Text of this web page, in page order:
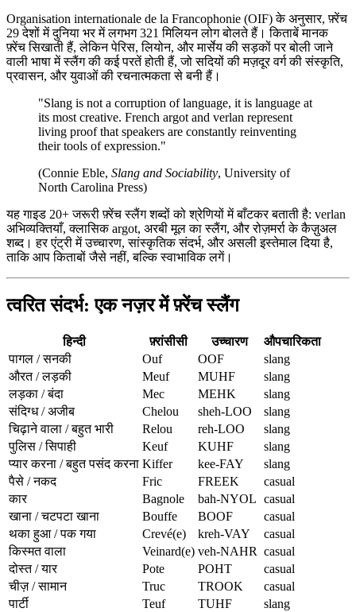
Organisation internationale de la Francophonie (OIF) के अनुसार, फ़्रेंच
29 देशों में दुनिया भर में लगभग 321 मिलियन लोग बोलते हैं। किताबें मानक
फ़्रेंच सिखाती हैं, लेकिन पेरिस, लियोन, और मार्सेय की सड़कों पर बोली जाने
वाली भाषा में स्लैंग की कई परतें होती हैं, जो सदियों की मज़दूर वर्ग की संस्कृति,
प्रवासन, और युवाओं की रचनात्मकता से बनी हैं।
"Slang is not a corruption of language, it is language at
its most creative. French argot and verlan represent
living proof that speakers are constantly reinventing
their tools of expression."
(Connie Eble, Slang and Sociability, University of
North Carolina Press)
यह गाइड 20+ जरूरी फ़्रेंच स्लैंग शब्दों को श्रेणियों में बाँटकर बताती है: verlan
अभिव्यक्तियाँ, क्लासिक argot, अरबी मूल का स्लैंग, और रोज़मर्रा के कैज़ुअल
शब्द। हर एंट्री में उच्चारण, सांस्कृतिक संदर्भ, और असली इस्तेमाल दिया है,
ताकि आप किताबों जैसे नहीं, बल्कि स्वाभाविक लगें।
त्वरित संदर्भ: एक नज़र में फ़्रेंच स्लैंग
हिन्दी फ़्रांसीसी उच्चारण
औपचारिकता
पागल / सनकी
Ouf OOF
slang
औरत / लड़की
Meuf MUHF
slang
लड़का / बंदा
Mec MEHK
slang
संदिग्ध / अजीब
Chelou sheh-LOO
slang
चिढ़ाने वाला / बहुत भारी
Relou reh-LOO
slang
पुलिस / सिपाही
Keuf KUHF
slang
प्यार करना / बहुत पसंद करना Kiffer kee-FAY
slang
पैसे / नकद
Fric FREEK
casual
कार
Bagnole bah-NYOL casual
खाना / चटपटा खाना
Bouffe BOOF
casual
थका हुआ / पक गया
Crevé(e) kreh-VAY
casual
किस्मत वाला
Veinard(e) veh-NAHR casual
दोस्त / यार
Pote POHT
casual
चीज़ / सामान
Truc TROOK
casual
पार्टी
Teuf TUHF
slang